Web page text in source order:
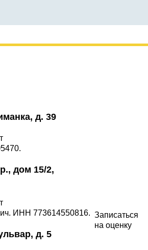
д. 39
дом 15/2,
ИНН 773614550816.
д. 5
Записаться
на оценку